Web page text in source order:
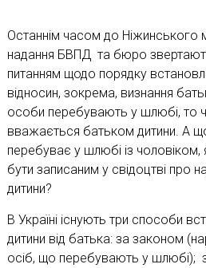
Останнім часом до Ніжинського
надання БВПД та бюро
питанням щодо порядку
відносин, зокрема, визнання
особи перебувають у шлюбі, то
вважається батьком дитини. А
перебуває у шлюбі із
бути записаним у свідоцтві про
дитини?
В Україні існують три способи
дитини від батька: за законом
осіб, що перебувають у шлюбі);